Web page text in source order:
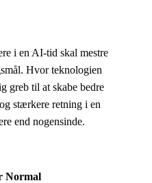
i en AI-tid skal mestre
Hvor teknologien
greb til at skabe bedre
stærkere retning i en
end nogensinde.
Normal